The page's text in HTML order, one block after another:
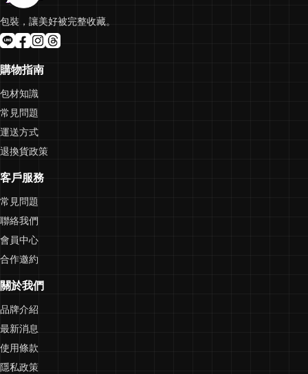
包裝，讓美好被完整收藏。
購物指南
包材知識
常見問題
運送方式
退換貨政策
客戶服務
常見問題
聯絡我們
會員中心
合作邀約
關於我們
品牌介紹
最新消息
使用條款
隱私政策